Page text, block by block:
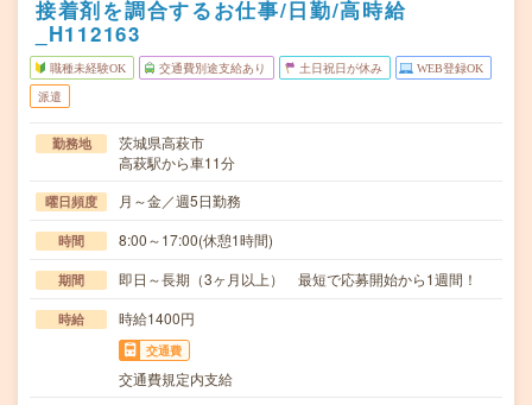
接着剤を調合するお仕事/日勤/高時給
_H112163
職種未経験OK 交通費別途支給あり 土日祝日が休み WEB登録OK
派遣
勤務地
茨城県高萩市
高萩駅から車11分
曜日頻度 月～金／週5日勤務
時間 8:00～17:00(休憩1時間)
期間 即日～長期（3ヶ月以上） 最短で応募開始から1週間！
時給 時給1400円
交通費
交通費規定内支給